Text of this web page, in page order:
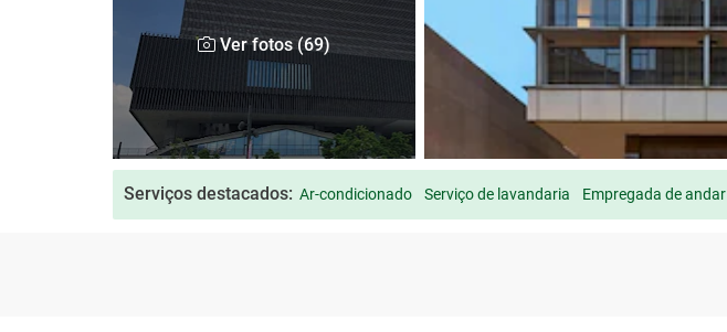
Ver fotos (69)
Serviços destacados: Ar-condicionado Serviço de lavandaria Empregada de andar